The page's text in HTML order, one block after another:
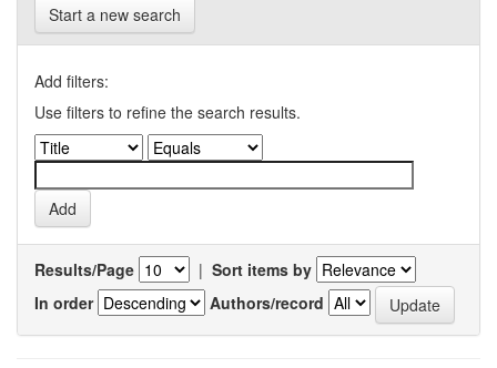
Start a new search
Add filters:
Use filters to refine the search results.
Results/Page | Sort items by
In order
Authors/record